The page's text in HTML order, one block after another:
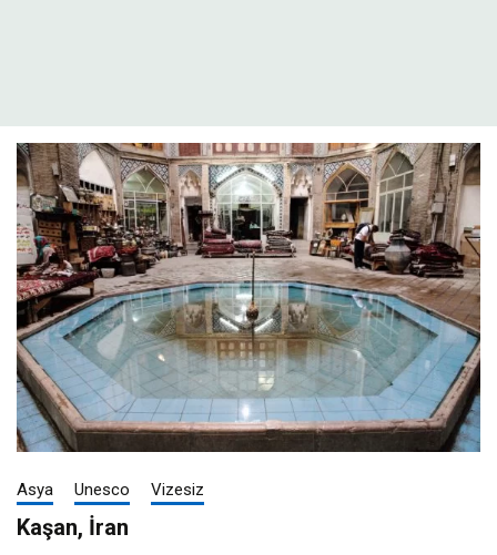
Asya Unesco Vizesiz
Kaşan, İran